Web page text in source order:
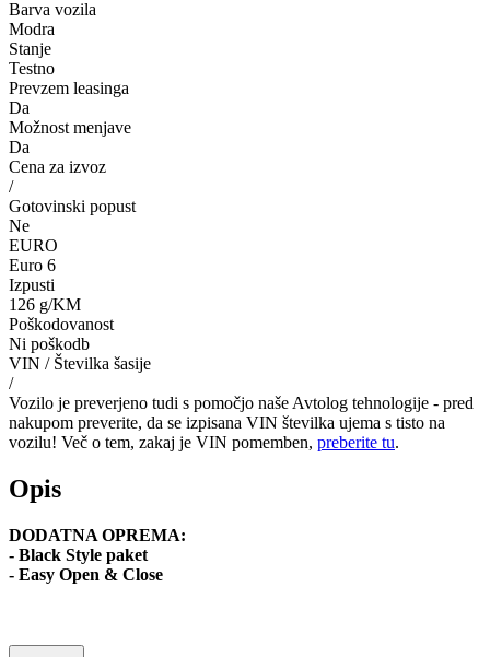
Barva vozila
Modra
Stanje
Testno
Prevzem leasinga
Da
Možnost menjave
Da
Cena za izvoz
/
Gotovinski popust
Ne
EURO
Euro 6
Izpusti
126 g/KM
Poškodovanost
Ni poškodb
VIN / Številka šasije
/
Vozilo je preverjeno tudi s pomočjo naše Avtolog tehnologije - pred
nakupom preverite, da se izpisana VIN številka ujema s tisto na
vozilu! Več o tem, zakaj je VIN pomemben, preberite tu.
Opis
DODATNA OPREMA:
- Black Style paket
- Easy Open & Close